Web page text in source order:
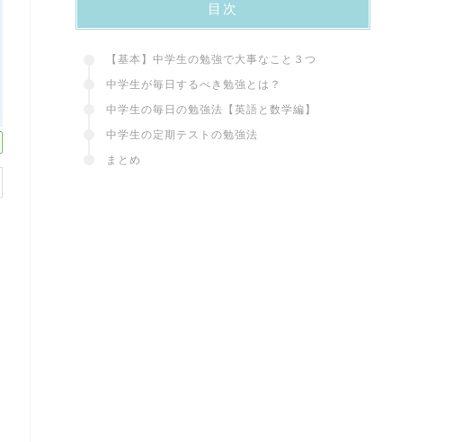
目次
【基本】中学生の勉強で大事なこと３つ
中学生が毎日するべき勉強とは？
中学生の毎日の勉強法【英語と数学編】
中学生の定期テストの勉強法
まとめ